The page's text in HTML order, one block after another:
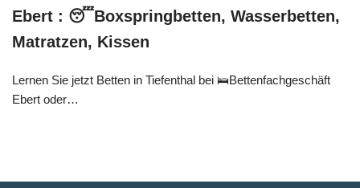
Ebert : 😴Boxspringbetten, Wasserbetten,
Matratzen, Kissen
Lernen Sie jetzt Betten in Tiefenthal bei 🛌Bettenfachgeschäft
Ebert oder…